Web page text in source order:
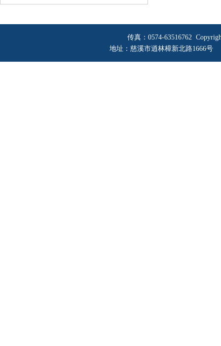
传真：0574-63516762
地址：慈溪市逍林樟新北路1666